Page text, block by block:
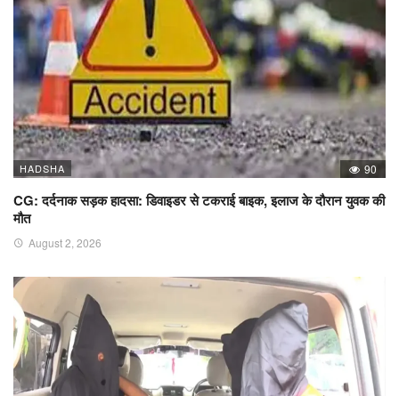
HADSHA 90
CG: दर्दनाक सड़क हादसा: डिवाइडर से टकराई बाइक, इलाज के दौरान युवक की
मौत
August 2, 2026